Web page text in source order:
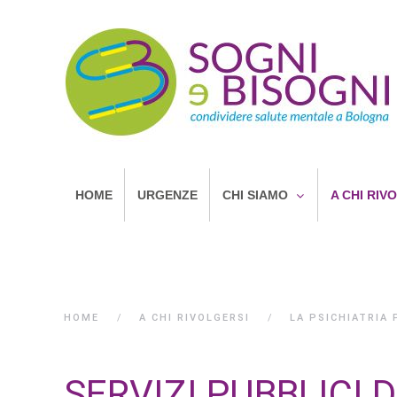
HOME URGENZE CHI SIAMO A CHI
HOME A CHI RIVOLGERSI LA PSICHIATRIA